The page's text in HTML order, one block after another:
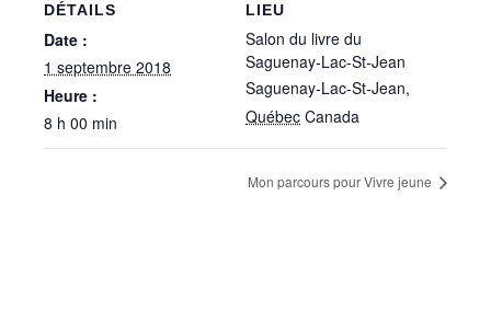
DÉTAILS
Date :
1 septembre 2018
Heure :
8 h 00 min
LIEU
Salon du livre du
Saguenay-Lac-St-Jean
Saguenay-Lac-St-Jean,
Québec Canada
Mon parcours pour Vivre jeune